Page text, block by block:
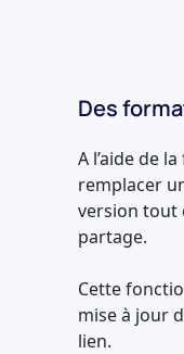
Des
A l’aide de
remplacer
version tout
partage.
Cette
mise à jour
lien.